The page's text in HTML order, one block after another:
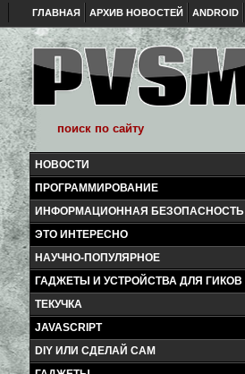
ГЛАВНАЯ АРХИВ НОВОСТЕЙ ANDROID
НОВОСТИ
ПРОГРАММИРОВАНИЕ
ИНФОРМАЦИОННАЯ БЕЗОПАСНОСТЬ
ЭТО ИНТЕРЕСНО
НАУЧНО-ПОПУЛЯРНОЕ
ГАДЖЕТЫ И УСТРОЙСТВА ДЛЯ ГИКОВ
ТЕКУЧКА
JAVASCRIPT
DIY ИЛИ СДЕЛАЙ САМ